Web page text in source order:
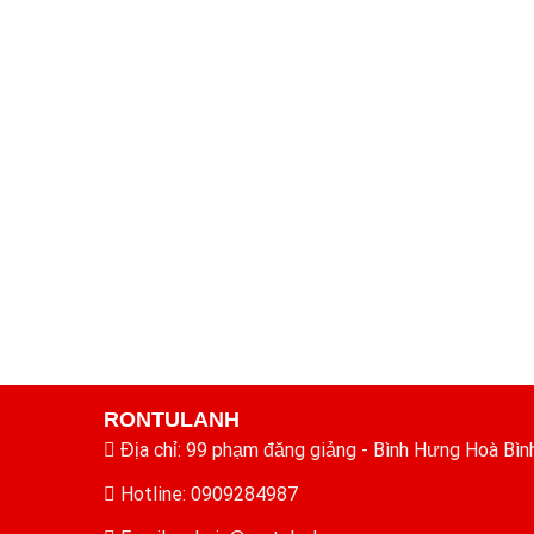
RONTULANH
Địa chỉ: 99 phạm đăng giảng - Bình Hưng Hoà
Hotline: 0909284987